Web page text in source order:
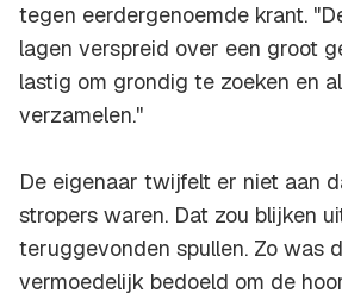
tegen eerdergenoemde krant.
lagen verspreid over een groot
lastig om grondig te zoeken en
verzamelen.''
De eigenaar twijfelt er niet aan
stropers waren. Dat zou blijken
teruggevonden spullen. Zo was
vermoedelijk bedoeld om de